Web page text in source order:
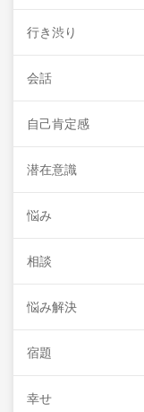
行き渋り
会話
自己肯定感
潜在意識
悩み
相談
悩み解決
宿題
幸せ